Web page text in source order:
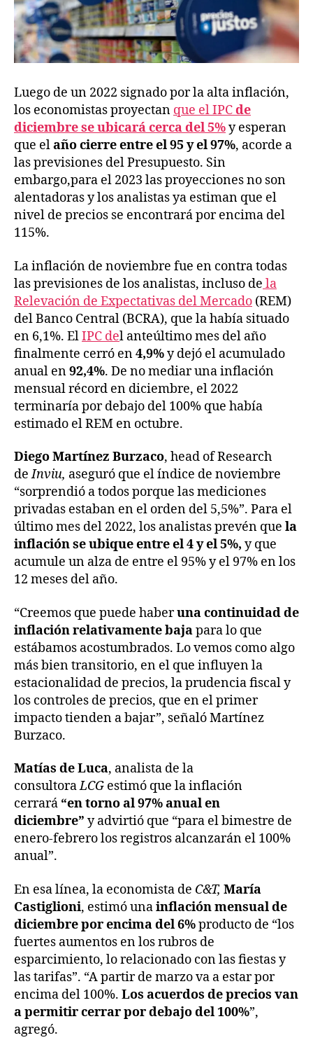
Luego de un 2022 signado por la alta inflación,
los economistas proyectan que el IPCde
diciembre se ubicará cerca del 5%y esperan
que elaño cierre entre el 95 y el 97%, acorde a
las previsiones del Presupuesto. Sin
embargo,para el 2023 las proyecciones no son
alentadoras y los analistas ya estiman que el
nivel de precios se encontrará por encima del
115%.
La inflación de noviembre fue en contra todas
las previsiones de los analistas, incluso de la
Relevación de Expectativas del Mercado (REM)
del Banco Central (BCRA), que la había situado
en 6,1%. ElIPC del anteúltimo mes del año
finalmente cerró en4,9%y dejó el acumulado
anual en92,4%. De no mediar una inflación
mensual récord en diciembre, el 2022
terminaría por debajo del 100% que había
estimado el REM en octubre.
Diego Martínez Burzaco, head of Research
deInviu, aseguró que el índice de noviembre
“sorprendió a todos porque las mediciones
privadas estaban en el orden del 5,5%”. Para el
último mes del 2022, los analistas prevén que la
inflación se ubique entre el 4 y el 5%, y que
acumule un alza de entre el 95% y el 97% en los
12 meses del año.
“Creemos que puede haberuna continuidad de
inflación relativamente bajapara lo que
estábamos acostumbrados. Lo vemos como algo
más bien transitorio, en el que influyen la
estacionalidad de precios, la prudencia fiscal y
los controles de precios, que en el primer
impacto tienden a bajar”, señaló Martínez
Burzaco.
Matías de Luca, analista de la
consultoraLCG estimó que la inflación
cerrará “en torno al 97% anual en
diciembre” y advirtió que “para el bimestre de
enero-febrero los registros alcanzarán el 100%
anual”.
En esa línea, la economista de C&T, María
Castiglioni, estimó unainflación mensual de
diciembre por encima del 6%producto de “los
fuertes aumentos en los rubros de
esparcimiento, lo relacionado con las fiestas y
las tarifas”. “A partir de marzo va a estar por
encima del 100%. Los acuerdos de precios van
a permitir cerrar por debajo del 100%”,
agregó.